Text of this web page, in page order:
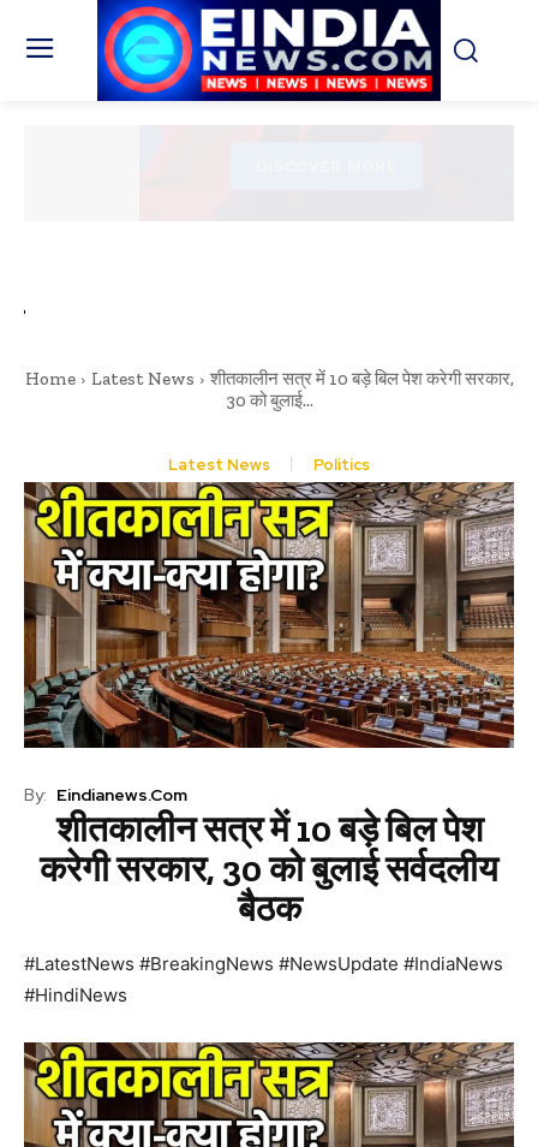
Home Latest News
शीतकालीन सत्र में 10 बड़े बिल पेश करेगी सरकार,
30 को बुलाई...
Latest News Politics
By: Eindianews.com
शीतकालीन सत्र में 10 बड़े बिल पेश
करेगी सरकार, 30 को बुलाई सर्वदलीय
बैठक
#LatestNews #BreakingNews #NewsUpdate #IndiaNews
#HindiNews